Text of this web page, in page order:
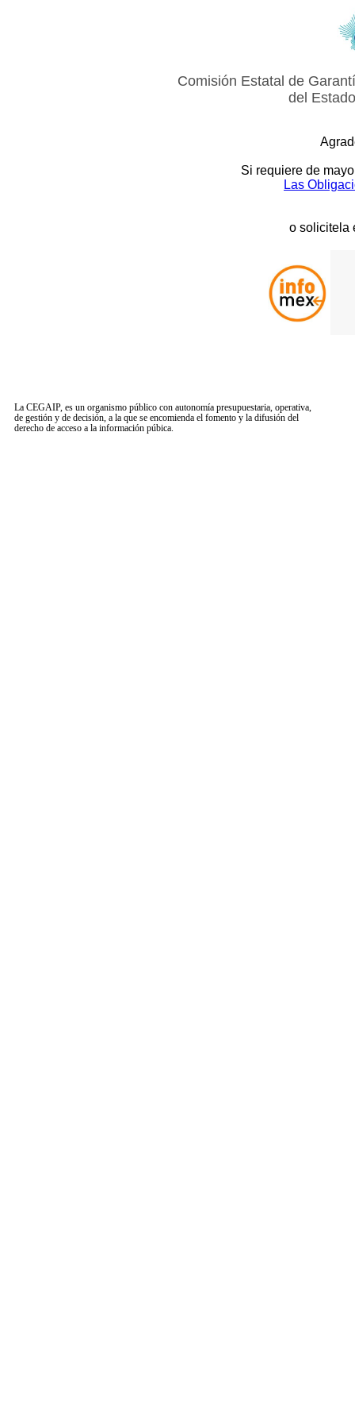
Comisión Estatal de
del
Si requiere de
Las
o solicitela
La CEGAIP, es un organismo público con autonomía presupuestaria, operativa,
de gestión y de decisión, a la que se encomienda el fomento y la difusión del
derecho de acceso a la información púbica.